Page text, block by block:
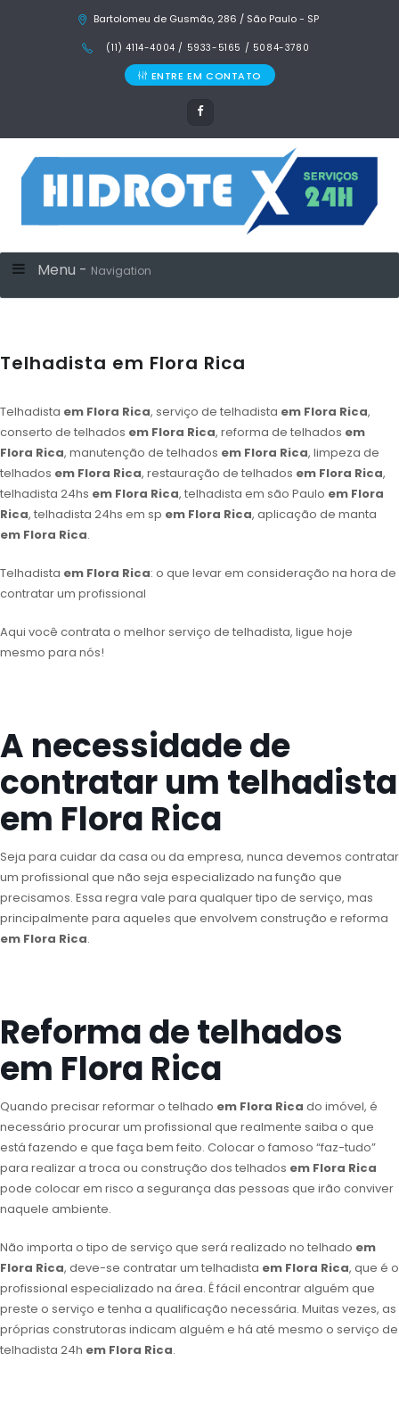
Bartolomeu de Gusmão, 286 / São Paulo - SP
(11) 4114-4004 / 5933-5165 / 5084-3780
ENTRE EM CONTATO
Menu - Navigation
Telhadista em Flora Rica
Telhadista em Flora Rica, serviço de telhadista em Flora Rica,
conserto de telhados em Flora Rica, reforma de telhados em
Flora Rica, manutenção de telhados em Flora Rica, limpeza de
telhados em Flora Rica, restauração de telhados em Flora Rica,
telhadista 24hs em Flora Rica, telhadista em são Paulo em Flora
Rica, telhadista 24hs em sp em Flora Rica, aplicação de manta
em Flora Rica.
Telhadista em Flora Rica: o que levar em consideração na hora de
contratar um profissional
Aqui você contrata o melhor serviço de telhadista, ligue hoje
mesmo para nós!
A necessidade de
contratar um telhadista
em Flora Rica
Seja para cuidar da casa ou da empresa, nunca devemos contratar
um profissional que não seja especializado na função que
precisamos. Essa regra vale para qualquer tipo de serviço, mas
principalmente para aqueles que envolvem construção e reforma
em Flora Rica.
Reforma de telhados
em Flora Rica
Quando precisar reformar o telhado em Flora Rica do imóvel, é
necessário procurar um profissional que realmente saiba o que
está fazendo e que faça bem feito. Colocar o famoso “faz-tudo”
para realizar a troca ou construção dos telhados em Flora Rica
pode colocar em risco a segurança das pessoas que irão conviver
naquele ambiente.
Não importa o tipo de serviço que será realizado no telhado em
Flora Rica, deve-se contratar um telhadista em Flora Rica, que é o
profissional especializado na área. É fácil encontrar alguém que
preste o serviço e tenha a qualificação necessária. Muitas vezes, as
próprias construtoras indicam alguém e há até mesmo o serviço de
telhadista 24h em Flora Rica.